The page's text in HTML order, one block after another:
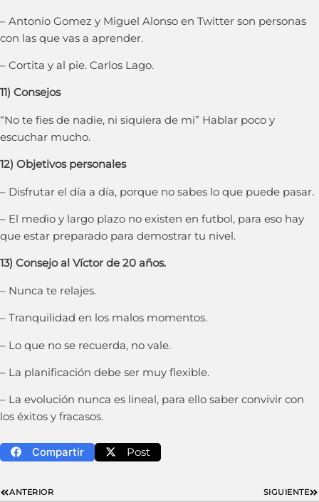
– Antonio Gomez y Miguel Alonso en Twitter son personas
con las que vas a aprender.
– Cortita y al pie. Carlos Lago.
11) Consejos
“No te fies de nadie, ni siquiera de mi” Hablar poco y
escuchar mucho.
12) Objetivos personales
– Disfrutar el día a día, porque no sabes lo que puede pasar.
– El medio y largo plazo no existen en futbol, para eso hay
que estar preparado para demostrar tu nivel.
13) Consejo al Víctor de 20 años.
– Nunca te relajes.
– Tranquilidad en los malos momentos.
– Lo que no se recuerda, no vale.
– La planificación debe ser muy flexible.
– La evolución nunca es lineal, para ello saber convivir con
los éxitos y fracasos.
Compartir Post
ANTERIOR SIGUIENTE